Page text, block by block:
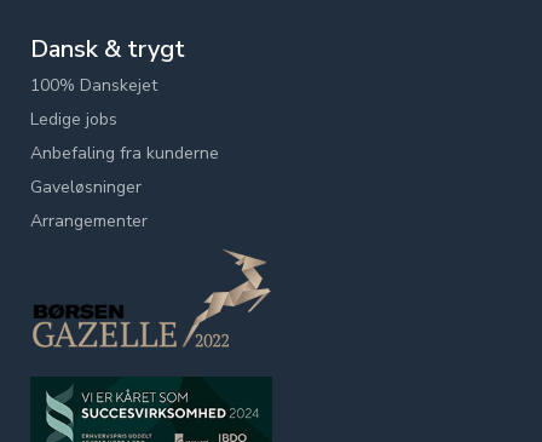
Dansk & trygt
100% Danskejet
Ledige jobs
Anbefaling fra kunderne
Gaveløsninger
Arrangementer